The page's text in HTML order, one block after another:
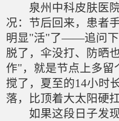
泉州中科皮肤医院
况：节后回来，患者
明显"活"了——追问下
脱了，伞没打、防晒
作"，就是节点上多留
搅了，夏至的14小时
落，比顶着大太阳硬扛
如果这段日子发现